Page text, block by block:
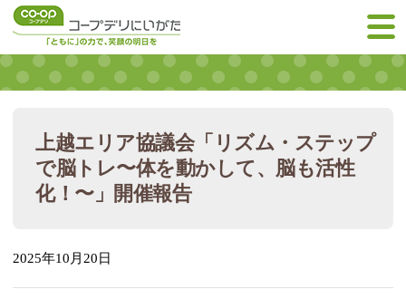
上越エリア協議会「リズム・ステップ
で脳トレ〜体を動かして、脳も活性
化！〜」開催報告
2025年10月20日